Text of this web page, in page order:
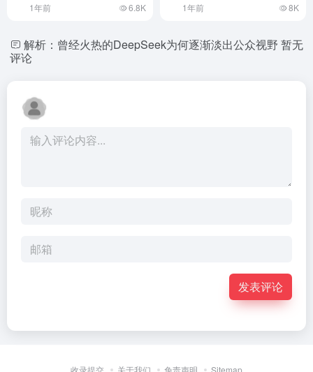
1年前 6.8K 1年前 8K
解析：曾经火热的DeepSeek为何逐渐淡出公众视野 暂无
评论
发表评论
收录提交 关于我们 免责声明 Sitemap